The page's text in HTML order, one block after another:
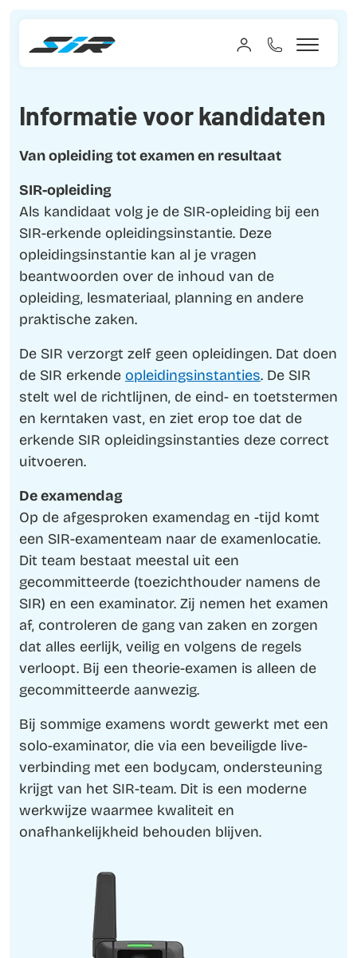
Informatie voor kandidaten
Van opleiding tot examen en resultaat
SIR-opleiding
Als kandidaat volg je de SIR-opleiding bij een
SIR-erkende opleidingsinstantie. Deze
opleidingsinstantie kan al je vragen
beantwoorden over de inhoud van de
opleiding, lesmateriaal, planning en andere
praktische zaken.
De SIR verzorgt zelf geen opleidingen. Dat doen
de SIR erkende opleidingsinstanties. De SIR
stelt wel de richtlijnen, de eind- en toetstermen
en kerntaken vast, en ziet erop toe dat de
erkende SIR opleidingsinstanties deze correct
uitvoeren.
De examendag
Op de afgesproken examendag en -tijd komt
een SIR-examenteam naar de examenlocatie.
Dit team bestaat meestal uit een
gecommitteerde (toezichthouder namens de
SIR) en een examinator. Zij nemen het examen
af, controleren de gang van zaken en zorgen
dat alles eerlijk, veilig en volgens de regels
verloopt. Bij een theorie-examen is alleen de
gecommitteerde aanwezig.
Bij sommige examens wordt gewerkt met een
solo-examinator, die via een beveiligde live-
verbinding met een bodycam, ondersteuning
krijgt van het SIR-team. Dit is een moderne
werkwijze waarmee kwaliteit en
onafhankelijkheid behouden blijven.